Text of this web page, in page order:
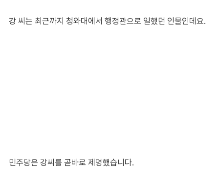
강 씨는 최근까지 청와대에서 행정관으로 일했던 인물인데요.
민주당은 강씨를 곧바로 제명했습니다.